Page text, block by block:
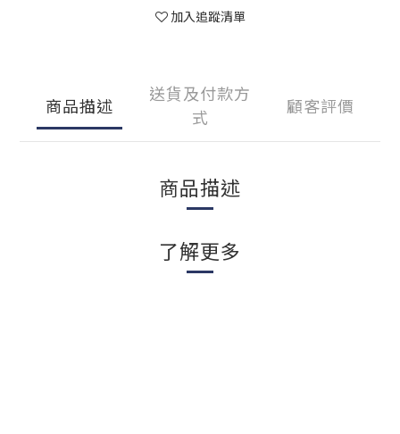
加入追蹤清單
商品描述
送貨及付款方
式
顧客評價
商品描述
了解更多